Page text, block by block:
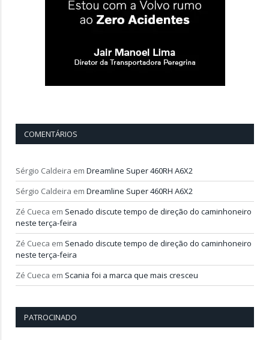
COMENTÁRIOS
Sérgio Caldeira em Dreamline Super 460RH A6X2
Sérgio Caldeira em Dreamline Super 460RH A6X2
Zé Cueca em Senado discute tempo de direção do caminhoneiro
neste terça-feira
Zé Cueca em Senado discute tempo de direção do caminhoneiro
neste terça-feira
Zé Cueca em Scania foi a marca que mais cresceu
PATROCINADO